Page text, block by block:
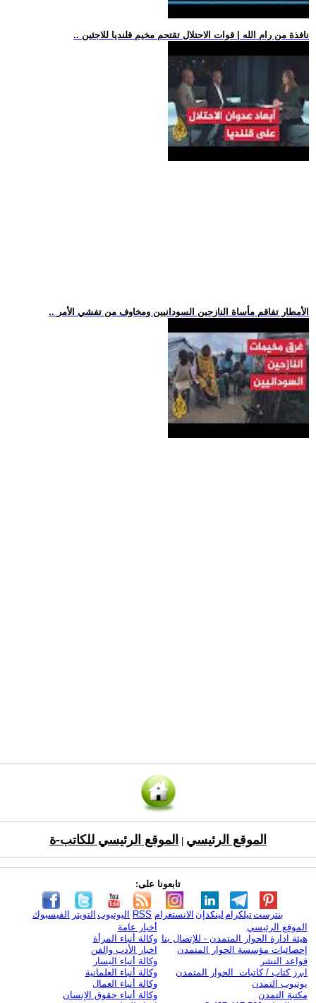
.. نافذة من رام الله | قوات الاحتلال تقتحم مخيم قلنديا للاجئين
.. الأمطار تفاقم مأساة النازحين السودانيين ومخاوف من تفشي الأمر
الموقع الرئيسي الموقع الرئيسي للكاتب-ة
تابعونا على:
الفيسبوك التويتر اليوتيوب RSS الانستغرام لينكدإن تيلكرامبنترست
الموقع الرئيسي
هيئة ادارة الحوار المتمدن - للإتصال بنا
إحصائيات مؤسسة الحوار المتمدن
قواعد النشر
ابرز كتاب / كاتبات الحوار المتمدن
يوتيوب التمدن
مكتبة التمدن
أخبار عامة
وكالة أنباء المرأة
اخبار الأدب والفن
وكالة أنباء اليسار
وكالة أنباء العلمانية
وكالة أنباء العمال
وكالة أنباء حقوق الإنسان